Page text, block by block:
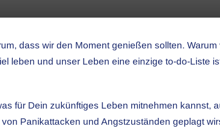
dass wir den Moment genießen sollten.
leben und unser Leben eine einzige to-do-Liste
für Dein zukünftiges Leben mitnehmen kannst,
Panikattacken und Angstzuständen geplagt